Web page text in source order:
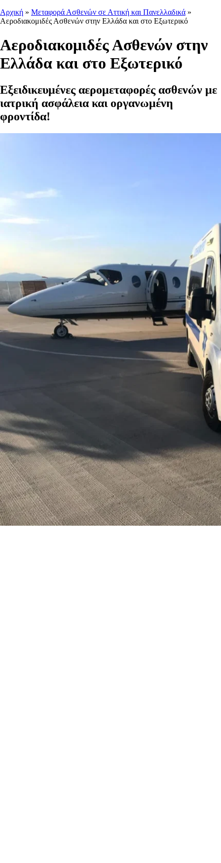
Αρχική » Μεταφορά Ασθενών σε Αττική και Πανελλαδικά »
Αεροδιακομιδές Ασθενών στην Ελλάδα και στο Εξωτερικό
Αεροδιακομιδές Ασθενών στην
Ελλάδα και στο Εξωτερικό
Εξειδικευμένες αερομεταφορές ασθενών με
ιατρική ασφάλεια και οργανωμένη
φροντίδα!